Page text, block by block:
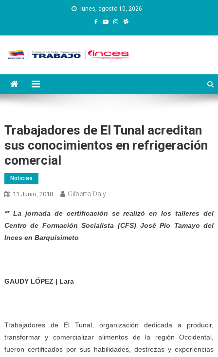
lunes, agosto 10, 2026
Instituto Nacional de
Capacitación y Educación
Trabajadores de El Tunal acreditan
sus conocimientos en refrigeración
comercial
Noticias
11 Junio, 2018 Gilberto Daly
** La jornada de certificación se realizó en los talleres del
Centro de Formación Socialista (CFS) José Pio Tamayo del
Inces en Barquisimeto
GAUDY LÓPEZ | Lara
Trabajadores de El Tunal, organización dedicada a producir,
transformar y comercializar alimentos de la región Occidental,
fueron certificados por sus habilidades, destrezas y experiencias